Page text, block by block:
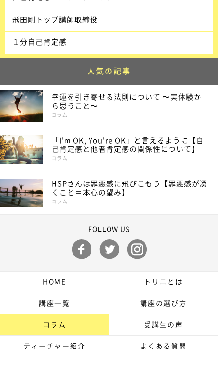
飛田剛トップ講師取締役
１分自己肯定感
人気の記事
幸運を引き寄せる法則について 〜実体験か
ら思うこと〜
コラム
「I'm OK, You're OK」と言えるように【自
己肯定感と他者肯定感の関係性について】
コラム
HSPさんは罪悪感に飛びこもう【罪悪感が湧
くこと＝本心の望み】
コラム
FOLLOW US
HOME トリエとは
講座一覧 講座の選び方
コラム 受講生の声
ティーチャー紹介 よくある質問